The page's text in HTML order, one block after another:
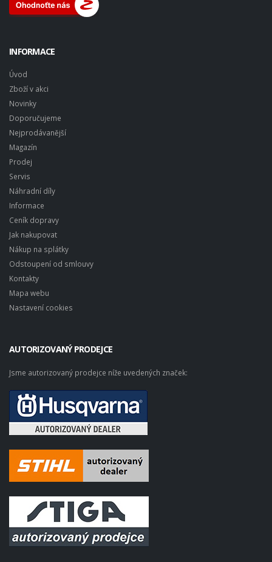
INFORMACE
Úvod
Zboží v akci
Novinky
Doporučujeme
Nejprodávanější
Magazín
Prodej
Servis
Náhradní díly
Informace
Ceník dopravy
Jak nakupovat
Nákup na splátky
Odstoupení od smlouvy
Kontakty
Mapa webu
Nastavení cookies
AUTORIZOVANÝ PRODEJCE
Jsme autorizovaný prodejce níže uvedených značek: